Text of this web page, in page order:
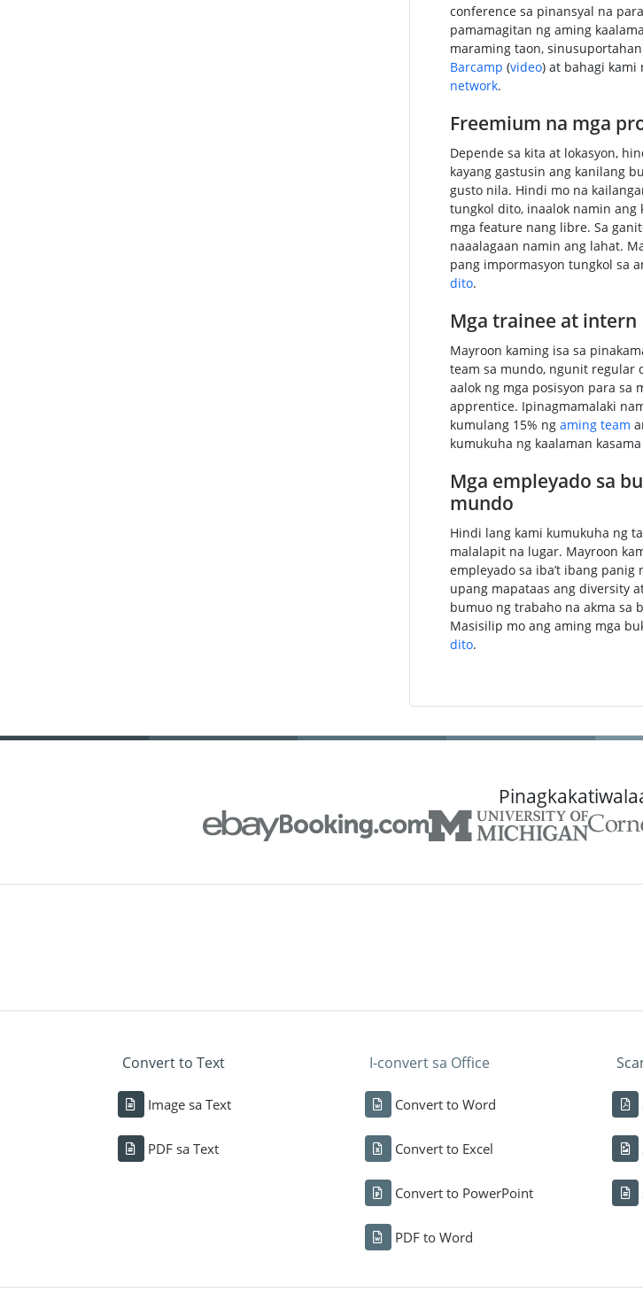
conference sa pinansyal na
pamamagitan ng aming
maraming taon,
Barcamp (video) at bahagi kami
network.
Freemium na mga
Depende sa kita at lokasyon,
kayang gastusin ang kanilang
gusto nila. Hindi mo na
tungkol dito, inaalok namin ang
mga feature nang libre. Sa
naaalagaan namin ang lahat.
pang impormasyon tungkol sa
dito.
Mga trainee at intern
Mayroon kaming isa sa
team sa mundo, ngunit regular
aalok ng mga posisyon para sa
apprentice. Ipinagmamalaki
kumulang 15% ng aming team
kumukuha ng kaalaman
Mga empleyado sa
mundo
Hindi lang kami kumukuha ng
malalapit na lugar. Mayroon
empleyado sa iba’t ibang panig
upang mapataas ang diversity
bumuo ng trabaho na akma sa
Masisilip mo ang aming mga
dito.
Convert to Text
Image sa Text
PDF sa Text
I-convert sa Office
Convert to Word
Convert to Excel
Convert to PowerPoint
PDF to Word